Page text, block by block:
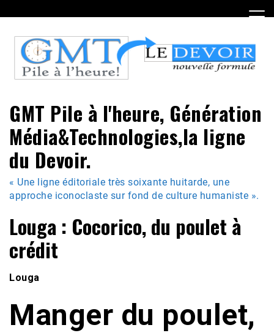
to
content
GMT Pile à l'heure, Génération
Média&Technologies,la ligne
du Devoir.
« Une ligne éditoriale très soixante huitarde, une
approche iconoclaste sur fond de culture humaniste ».
Louga : Cocorico, du poulet à
crédit
Louga
Manger du poulet,